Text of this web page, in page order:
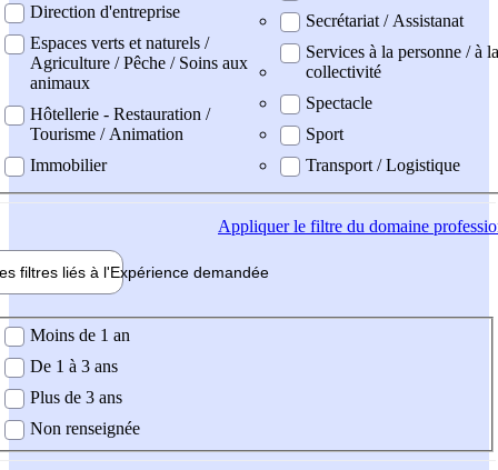
Direction d'entreprise
Espaces verts et naturels /
Agriculture / Pêche / Soins aux
animaux
Hôtellerie - Restauration /
Tourisme / Animation
Immobilier
Secrétariat / Assistanat
Services à la personne / à la
collectivité
Spectacle
Sport
Transport / Logistique
Appliquerle filtre du domaine
filtres liés à l'Expérience demandée
demandée
Moins de 1 an
De 1 à 3 ans
Plus de 3 ans
Non renseignée